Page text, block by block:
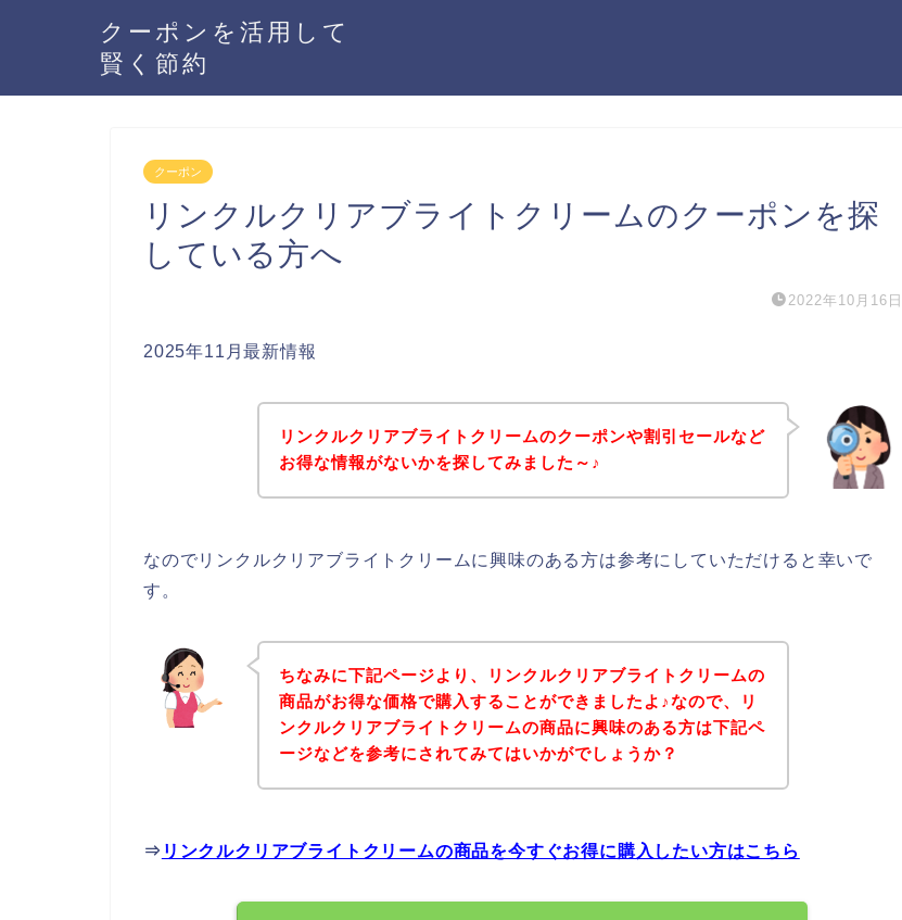
クーポンを活用して
賢く節約
クーポン
リンクルクリアブライトクリームのクーポンを探
している方へ
2022年10月16日
2025年11月最新情報
リンクルクリアブライトクリームのクーポンや割引セールなど
お得な情報がないかを探してみました～♪
なのでリンクルクリアブライトクリームに興味のある方は参考にしていただけると幸いで
す。
ちなみに下記ページより、リンクルクリアブライトクリームの
商品がお得な価格で購入することができましたよ♪なので、リ
ンクルクリアブライトクリームの商品に興味のある方は下記ペ
ージなどを参考にされてみてはいかがでしょうか？
⇒ リンクルクリアブライトクリームの商品を今すぐお得に購入したい方はこちら